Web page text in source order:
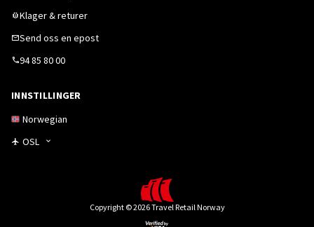
Klager & returer
Send oss en epost
94 85 80 00
INNSTILLINGER
Norwegian
OSL
Copyright © 2026 Travel Retail Norway